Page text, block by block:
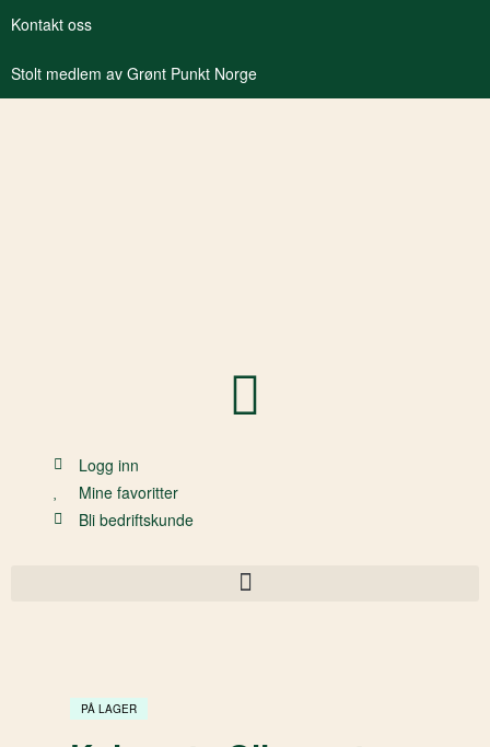
Kontakt oss
Stolt medlem av Grønt Punkt Norge
Logg inn
Mine favoritter
Bli bedriftskunde
PÅ LAGER